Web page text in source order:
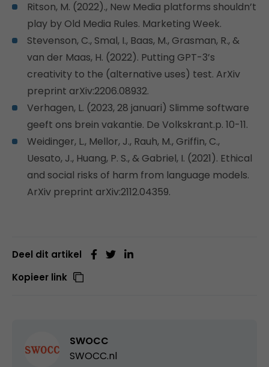
Ritson, M. (2022)., New Media platforms shouldn’t
play by Old Media Rules. Marketing Week.
Stevenson, C., Smal, I., Baas, M., Grasman, R., &
van der Maas, H. (2022). Putting GPT-3’s
creativity to the (alternative uses) test. ArXiv
preprint arXiv:2206.08932.
Verhagen, L. (2023, 28 januari) Slimme software
geeft ons brein vakantie. De Volkskrant.p. 10-11.
Weidinger, L., Mellor, J., Rauh, M., Griffin, C.,
Uesato, J., Huang, P. S., & Gabriel, I. (2021). Ethical
and social risks of harm from language models.
ArXiv preprint arXiv:2112.04359.
Deel dit artikel
Kopieer link
SWOCC
SWOCC.nl